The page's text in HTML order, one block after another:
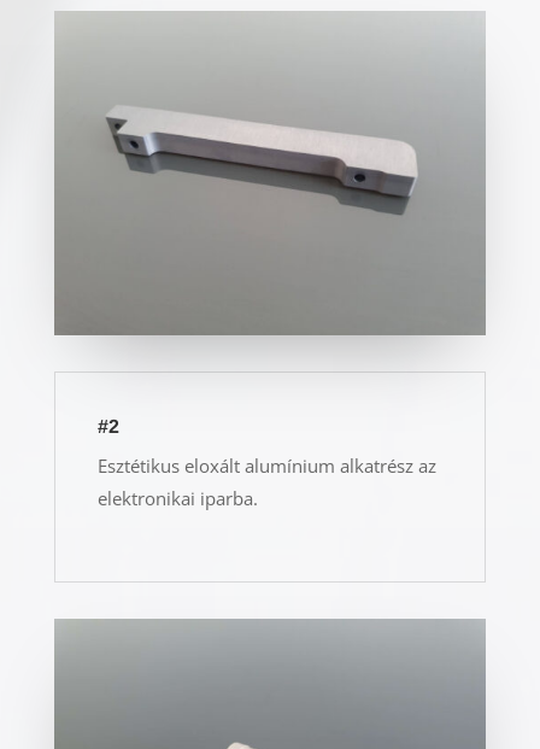
#2
Esztétikus eloxált alumínium alkatrész az
elektronikai iparba.